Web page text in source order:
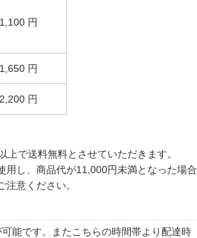
1,100 円
1,650 円
2,200 円
上で送料無料とさせていただきます。
用し、商品代が11,000円未満となった場合
意ください。
能です。またこちらの時間帯より配達時